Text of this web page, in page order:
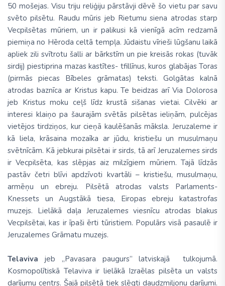
50 mošejas. Visu triju reliģiju pārstāvji dēvē šo vietu par savu
svēto pilsētu. Raudu mūris jeb Rietumu siena atrodas starp
Vecpilsētas mūriem, un ir palikusi kā vienīgā acīm redzamā
piemiņa no Hēroda celtā tempļa. Jūdaistu vīrieši lūgšanu laikā
apliek zili svītrotu šalli ar bārkstīm un pie kreisās rokas (tuvāk
sirdij) piestiprina mazas kastītes- tfillīnus, kuros glabājas Toras
(pirmās piecas Bībeles grāmatas) teksti. Golgātas kalnā
atrodas baznīca ar Kristus kapu. Te beidzas arī Via Dolorosa
jeb Kristus moku ceļš līdz krustā sišanas vietai. Cilvēki ar
interesi klaiņo pa šaurajām svētās pilsētas ieliņām, pulcējas
vietējos tirdziņos, kur cieņā kaulēšanās māksla. Jeruzaleme ir
kā liela, krāsaina mozaīka ar jūdu, kristiešu un musulmaņu
svētnīcām. Kā jebkurai pilsētai ir sirds, tā arī Jeruzalemes sirds
ir Vecpilsēta, kas slēpjas aiz milzīgiem mūriem. Tajā līdzās
pastāv četri blīvi apdzīvoti kvartāli – kristiešu, musulmaņu,
armēņu un ebreju. Pilsētā atrodas valsts Parlaments-
Knessets un Augstākā tiesa, Eiropas ebreju katastrofas
muzejs. Lielākā daļa Jeruzalemes viesnīcu atrodas blakus
Vecpilsētai, kas ir īpaši ērti tūristiem. Populārs visā pasaulē ir
Jeruzalemes Grāmatu muzejs.
Telaviva jeb „Pavasara paugurs” latviskajā tulkojumā.
Kosmopolītiskā Telaviva ir lielākā Izraēlas pilsēta un valsts
darījumu centrs. Šajā pilsētā tiek slēgti daudzmiljonu darījumi.